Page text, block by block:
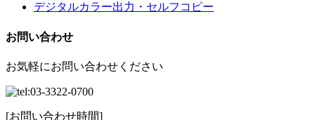
デジタルカラー出力・セルフコピー
お問い合わせ
お気軽にお問い合わせください
[お問い合わせ時間]